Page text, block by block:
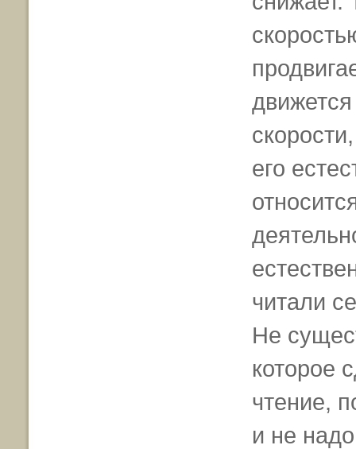
его
читали
Не
которое
чтение,
и не